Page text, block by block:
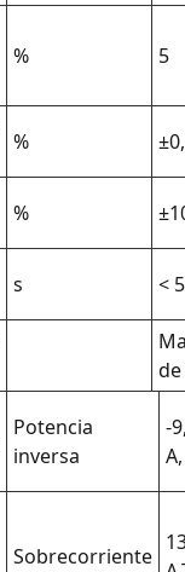
% 5
%
%
s < 5
Potencia
inversa
-
Sobrecorriente